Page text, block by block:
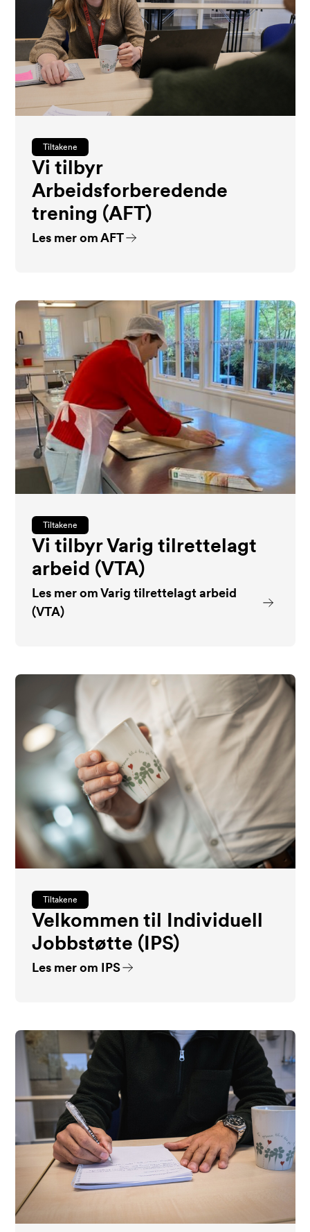
Tiltakene
Vi tilbyr
Arbeidsforberedende
trening (AFT)
Les mer om AFT
Tiltakene
Vi tilbyr Varig tilrettelagt
arbeid (VTA)
Les mer om Varig tilrettelagt arbeid
(VTA)
Tiltakene
Velkommen til Individuell
Jobbstøtte (IPS)
Les mer om IPS